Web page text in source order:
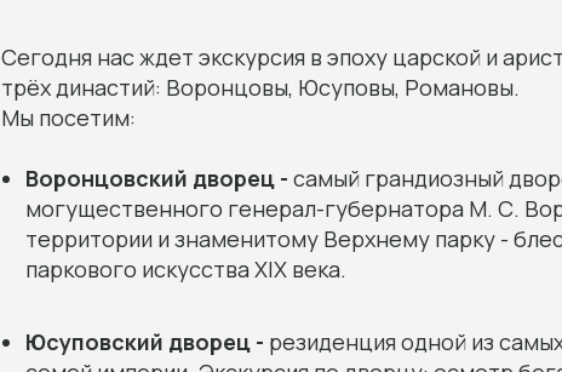
Сегодня нас ждет экскурсия в эпоху царской и
трёх династий: Воронцовы, Юсуповы, Романовы.
Мы посетим:
Воронцовский дворец - самый грандиозный
могущественного генерал-губернатора М. С.
территории и знаменитому Верхнему парку -
паркового искусства XIX века.
Юсуповский дворец - резиденция одной из